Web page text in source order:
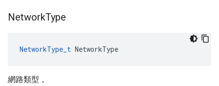
NetworkType
NetworkType_t NetworkType
網路類型，